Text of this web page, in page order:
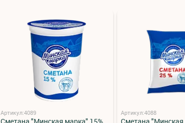
Артикул:4089 Артикул:4088